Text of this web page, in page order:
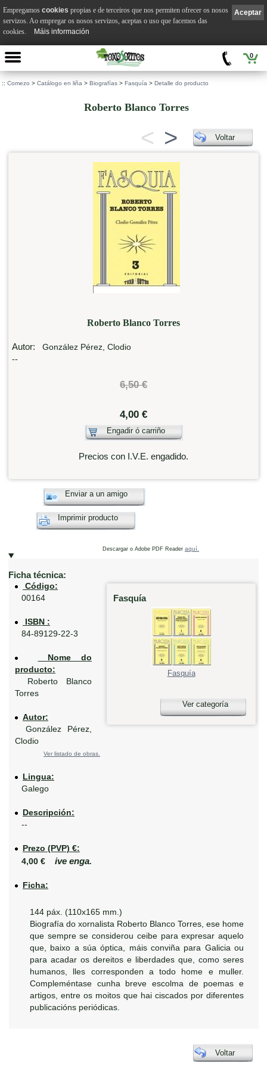
0
:: Comezo > Catálogo en liña > Biografías > Fasquía > Detalle do producto
Roberto Blanco Torres
< > Voltar
Roberto Blanco Torres
Autor: González Pérez, Clodio
--
6,50 €
4,00 €
Engadir ó carriño
Precios con I.V.E. engadido.
Enviar a un amigo
Imprimir producto
Descargar o Adobe PDF Reader aquí.
Ficha técnica:
Fasquía
Fasquía
Ver categoría
Código:
00164
ISBN :
84-89129-22-3
Nome do
producto:
Roberto Blanco
Torres
Autor:
González Pérez,
Clodio
Ver listado de obras.
Lingua:
Galego
Descripción:
--
Prezo (PVP) €:
4,00 € ive enga.
Ficha:
144 páx. (110x165 mm.)
Biografía do xornalista Roberto Blanco Torres, ese home
que sempre se considerou ceibe para expresar aquelo
que, baixo a súa óptica, máis conviña para Galicia ou
para acadar os dereitos e liberdades que, como seres
humanos, lles corresponden a todo home e muller.
Compleméntase cunha breve escolma de poemas e
artigos, entre os moitos que hai ciscados por diferentes
publicacións periódicas.
Voltar
Aceptar
Empregamos cookies propias e de terceiros que nos permiten ofrecer os nosos
servizos. Ao empregar os nosos servizos, aceptas o uso que facemos das
cookies.
Máis información